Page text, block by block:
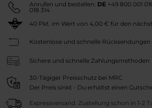
Anrufen und bestellen: DE +49 800 001
018 314
40 Pkt. im Wert von 4,00 € für den
Kostenlose und schnelle Rücksendungen
Sichere und schnelle Zahlungsmethoden
30-Tägiger Preisschutz bei MRC
Der Preis sinkt - Du erhältst einen
Expressversand. Zustellung schon in 1-2